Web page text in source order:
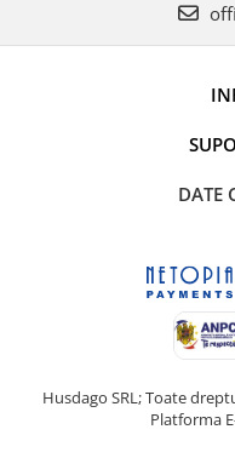
DATE
Husdago SRL; Toate
Platforma